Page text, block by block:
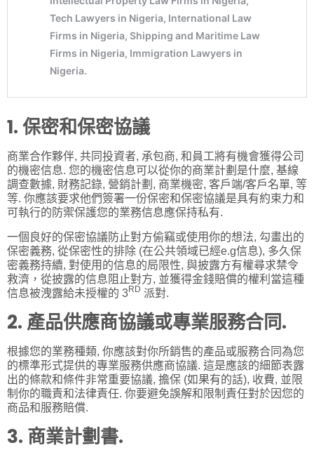
1. 保密和保密協議
商業合作夥伴, 共同投資者, 承包商, 和員工將有機會獲得公司
的機密信息. 您的機密信息可以從你的商業計劃是什麼, 基線
調查數據, 財務記錄, 營銷計劃, 商業機密, 客戶端/客戶名單, 等
等. 你應該要求他們簽署一份保密和保密協議是具有約束力和
可執行的防禦保護您的業務信息應保持私有.
一個良好的保密協議防止對方偷竊或使用你的想法, 勾畫出的
保密義務, 從保密性的排除 (在公共領域已經e.g信息), 多久保
密義務持續, 對使用的信息的局限性, 與披露方有權尋求禁令
救濟，從披露的信息阻止對方, 並獲得金錢賠償的權利當這種
信息被洩露給未授權的 3RD 派對.
2. 產品供應商協議或專業服務合同.
根據您的業務種類, 你應該對你所銷售的產品或服務合同為您
的標準形式提供的專業服務供應商協議. 這是應該的細節表露
出的條款和條件非常重要協議, 擔保 (如果有的話), 收費, 並限
制你的職責和法律責任. 你要避免誤解和限制責任對於因您的
商品和服務賠償.
3. 商業計劃書.